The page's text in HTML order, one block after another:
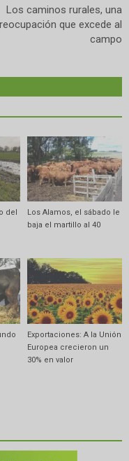
Los caminos rurales, una
que excede al
campo
del
Los Alamos, el sábado le
baja el martillo al 40
Exportaciones: A la Unión
Europea crecieron un
30% en valor